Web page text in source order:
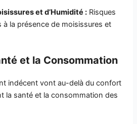
et d’Humidité : Risques
à la présence de moisissures et
et la Consommation
indécent vont au-delà du confort
la santé et la consommation des